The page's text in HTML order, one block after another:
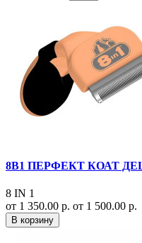
8В1 ПЕРФЕКТ КОАТ
8 IN 1
от 1 350.00 р. от 1 500.00 р.
В корзину